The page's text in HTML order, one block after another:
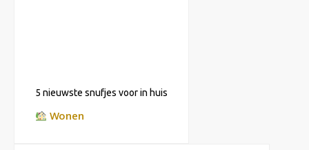
5 nieuwste snufjes voor in huis
Wonen